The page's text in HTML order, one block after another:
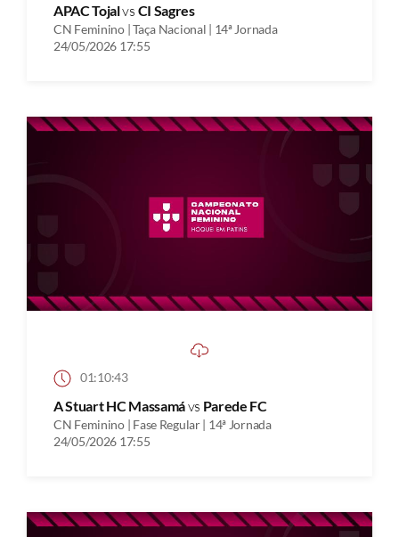
APAC Tojalvs CI Sagres
CN Feminino | Taça Nacional | 14ª Jornada
24/05/2026 17:55
01:10:43
A Stuart HC Massamávs Parede FC
CN Feminino | Fase Regular | 14ª Jornada
24/05/2026 17:55